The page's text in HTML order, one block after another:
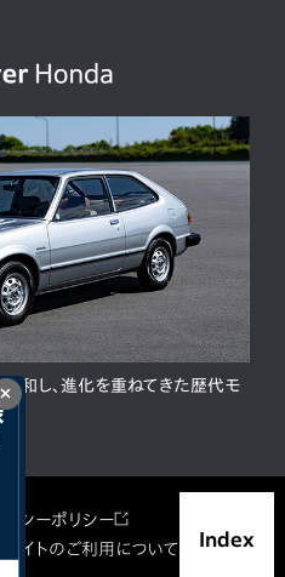
×
Index
和し、進化を重ねてきた歴代モ
バシーポリシー
サイトのご利用について